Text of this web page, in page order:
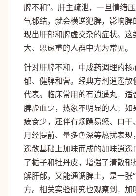
脾不和”。肝主疏泄，一旦情绪
气郁结，就会横逆犯脾，影响脾
现出肝郁和脾虚交杂的症状。这
大、思虑重的人群中尤为常见。
针对肝脾不和，中成药调理的核
郁、健脾和营。经典方剂逍遥散
代表。临床常用的有逍遥丸，适
脾虚血少，热象不明显的人；如
疲食少，还伴有烦躁易怒、口干
月经提前、量多色深等热扰表现
遥散基础上加味而成的加味逍遥
了栀子和牡丹皮，增强了清散郁
解肝郁，又能通调脾土，是一张
方。相关实验研究也观察到，加